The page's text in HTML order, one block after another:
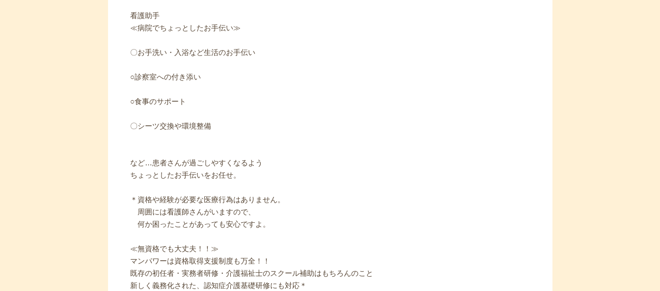
看護助手
≪病院でちょっとしたお手伝い≫
〇お手洗い・入浴など生活のお手伝い
○診察室への付き添い
○食事のサポート
〇シーツ交換や環境整備
など…患者さんが過ごしやすくなるよう
ちょっとしたお手伝いをお任せ。
＊資格や経験が必要な医療行為はありません。
周囲には看護師さんがいますので、
何か困ったことがあっても安心ですよ。
≪無資格でも大丈夫！！≫
マンパワーは資格取得支援制度も万全！！
既存の初任者・実務者研修・介護福祉士のスクール補助はもちろんのこと
新しく義務化された、認知症介護基礎研修にも対応＊